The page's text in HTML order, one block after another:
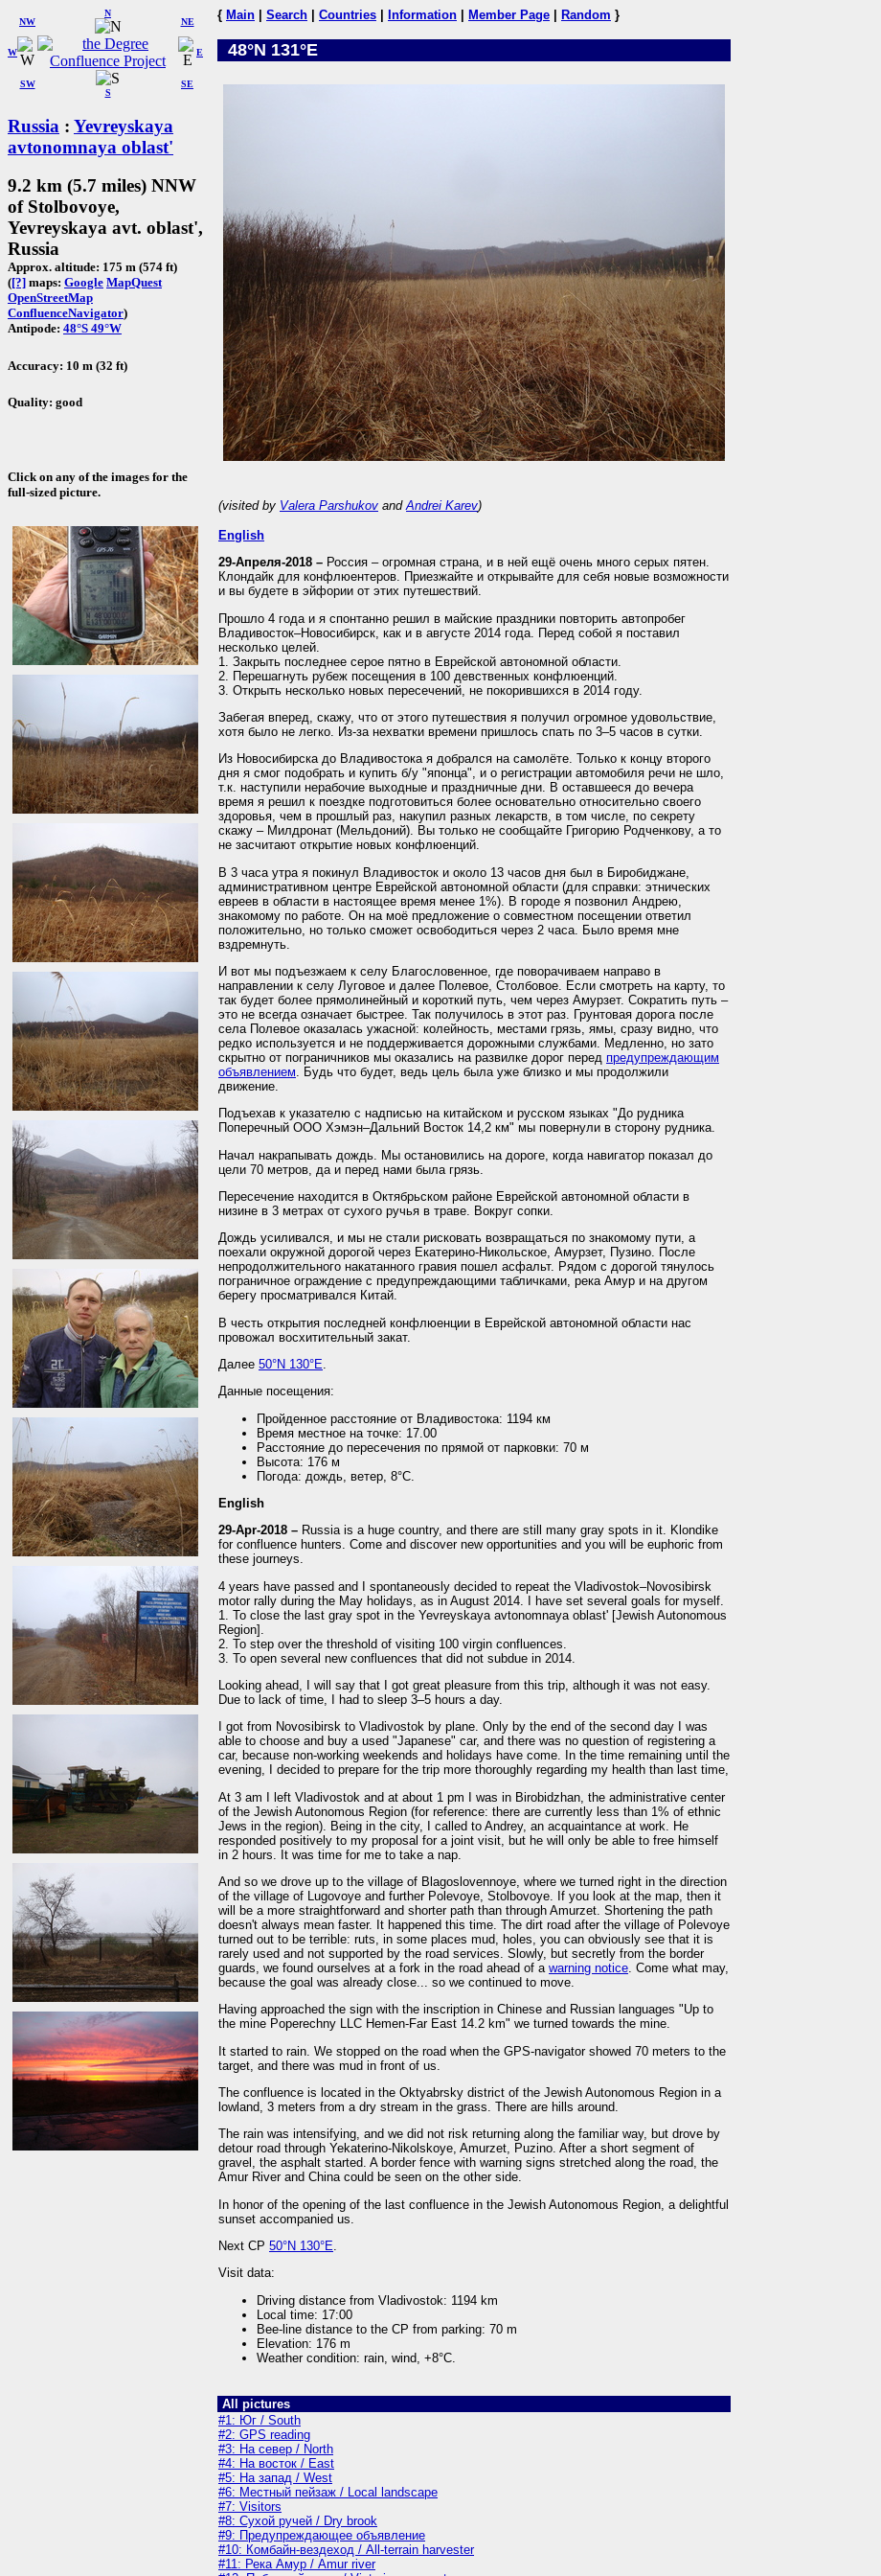
W
NW
N
NE
SW
S
SE
E
Russia : Yevreyskaya
avtonomnaya oblast'
9.2 km (5.7 miles) NNW
of Stolbovoye,
Yevreyskaya avt. oblast',
Russia
Approx. altitude: 175 m (574 ft)
([?] maps: Google MapQuest
OpenStreetMap
ConfluenceNavigator)
Antipode: 48°S 49°W
Accuracy: 10 m (32 ft)
Quality: good
Click on any of the images for the
full-sized picture.
{ Main Search Countries Information Member Page Random }
48°N 131°E
(visited by Valera Parshukov andAndrei Karev)
English
29-Апреля-2018 – Россия – огромная страна, и в ней ещё очень много серых пятен.
Клондайк для конфлюентеров. Приезжайте и открывайте для себя новые возможности
и вы будете в эйфории от этих путешествий.
Прошло 4 года и я спонтанно решил в майские праздники повторить автопробег
Владивосток–Новосибирск, как и в августе 2014 года. Перед собой я поставил
несколько целей.
1. Закрыть последнее серое пятно в Еврейской автономной области.
2. Перешагнуть рубеж посещения в 100 девственных конфлюенций.
3. Открыть несколько новых пересечений, не покорившихся в 2014 году.
Забегая вперед, скажу, что от этого путешествия я получил огромное удовольствие,
хотя было не легко. Из-за нехватки времени пришлось спать по 3–5 часов в сутки.
Из Новосибирска до Владивостока я добрался на самолёте. Только к концу второго
дня я смог подобрать и купить б/у "японца", и о регистрации автомобиля речи не шло,
т.к. наступили нерабочие выходные и праздничные дни. В оставшееся до вечера
время я решил к поездке подготовиться более основательно относительно своего
здоровья, чем в прошлый раз, накупил разных лекарств, в том числе, по секрету
скажу – Милдронат (Мельдоний). Вы только не сообщайте Григорию Родченкову, а то
не засчитают открытие новых конфлюенций.
В 3 часа утра я покинул Владивосток и около 13 часов дня был в Биробиджане,
административном центре Еврейской автономной области (для справки: этнических
евреев в области в настоящее время менее 1%). В городе я позвонил Андрею,
знакомому по работе. Он на моё предложение о совместном посещении ответил
положительно, но только сможет освободиться через 2 часа. Было время мне
вздремнуть.
И вот мы подъезжаем к селу Благословенное, где поворачиваем направо в
направлении к селу Луговое и далее Полевое, Столбовое. Если смотреть на карту, то
так будет более прямолинейный и короткий путь, чем через Амурзет. Сократить путь –
это не всегда означает быстрее. Так получилось в этот раз. Грунтовая дорога после
села Полевое оказалась ужасной: колейность, местами грязь, ямы, сразу видно, что
редко используется и не поддерживается дорожными службами. Медленно, но зато
скрытно от пограничников мы оказались на развилке дорог перед предупреждающим
объявлением . Будь что будет, ведь цель была уже близко и мы продолжили
движение.
Подъехав к указателю с надписью на китайском и русском языках "До рудника
Поперечный ООО Хэмэн–Дальний Восток 14,2 км" мы повернули в сторону рудника.
Начал накрапывать дождь. Мы остановились на дороге, когда навигатор показал до
цели 70 метров, да и перед нами была грязь.
Пересечение находится в Октябрьском районе Еврейской автономной области в
низине в 3 метрах от сухого ручья в траве. Вокруг сопки.
Дождь усиливался, и мы не стали рисковать возвращаться по знакомому пути, а
поехали окружной дорогой через Екатерино-Никольское, Амурзет, Пузино. После
непродолжительного накатанного гравия пошел асфальт. Рядом с дорогой тянулось
пограничное ограждение с предупреждающими табличками, река Амур и на другом
берегу просматривался Китай.
В честь открытия последней конфлюенции в Еврейской автономной области нас
провожал восхитительный закат.
Далее 50°N 130°E
Данные посещения:
Пройденное расстояние от Владивостока: 1194 км
Время местное на точке: 17.00
Расстояние до пересечения по прямой от парковки: 70 м
Высота: 176 м
Погода: дождь, ветер, 8°C.
English
29-Apr-2018 – Russia is a huge country, and there are still many gray spots in it. Klondike
for confluence hunters. Come and discover new opportunities and you will be euphoric from
these journeys.
4 years have passed and I spontaneously decided to repeat the Vladivostok–Novosibirsk
motor rally during the May holidays, as in August 2014. I have set several goals for myself.
1. To close the last gray spot in the Yevreyskaya avtonomnaya oblast' [Jewish Autonomous
Region].
2. To step over the threshold of visiting 100 virgin confluences.
3. To open several new confluences that did not subdue in 2014.
Looking ahead, I will say that I got great pleasure from this trip, although it was not easy.
Due to lack of time, I had to sleep 3–5 hours a day.
I got from Novosibirsk to Vladivostok by plane. Only by the end of the second day I was
able to choose and buy a used "Japanese" car, and there was no question of registering a
car, because non-working weekends and holidays have come. In the time remaining until the
evening, I decided to prepare for the trip more thoroughly regarding my health than last time,
At 3 am I left Vladivostok and at about 1 pm I was in Birobidzhan, the administrative center
of the Jewish Autonomous Region (for reference: there are currently less than 1% of ethnic
Jews in the region). Being in the city, I called to Andrey, an acquaintance at work. He
responded positively to my proposal for a joint visit, but he will only be able to free himself
in 2 hours. It was time for me to take a nap.
And so we drove up to the village of Blagoslovennoye, where we turned right in the direction
of the village of Lugovoye and further Polevoye, Stolbovoye. If you look at the map, then it
will be a more straightforward and shorter path than through Amurzet. Shortening the path
doesn't always mean faster. It happened this time. The dirt road after the village of Polevoye
turned out to be terrible: ruts, in some places mud, holes, you can obviously see that it is
rarely used and not supported by the road services. Slowly, but secretly from the border
guards, we found ourselves at a fork in the road ahead of a warning notice . Come what may,
because the goal was already close... so we continued to move.
Having approached the sign with the inscription in Chinese and Russian languages ​​"Up to
the mine Poperechny LLC Hemen-Far East 14.2 km" we turned towards the mine.
It started to rain. We stopped on the road when the GPS-navigator showed 70 meters to the
target, and there was mud in front of us.
The confluence is located in the Oktyabrsky district of the Jewish Autonomous Region in a
lowland, 3 meters from a dry stream in the grass. There are hills around.
The rain was intensifying, and we did not risk returning along the familiar way, but drove by
detour road through Yekaterino-Nikolskoye, Amurzet, Puzino. After a short segment of
gravel, the asphalt started. A border fence with warning signs stretched along the road, the
Amur River and China could be seen on the other side.
In honor of the opening of the last confluence in the Jewish Autonomous Region, a delightful
sunset accompanied us.
Next CP 50°N 130°E
Visit data:
Driving distance from Vladivostok: 1194 km
Local time: 17:00
Bee-line distance to the CP from parking: 70 m
Elevation: 176 m
Weather condition: rain, wind, +8°C.
All pictures
#1: Юг / South
#2: GPS reading
#3: На север / North
#4: На восток / East
#5: На запад / West
#6: Местный пейзаж / Local landscape
#7: Visitors
#8: Сухой ручей / Dry brook
#9: Предупреждающее объявление
#10: Комбайн-вездеход / All-terrain harvester
#11: Река Амур / Amur river